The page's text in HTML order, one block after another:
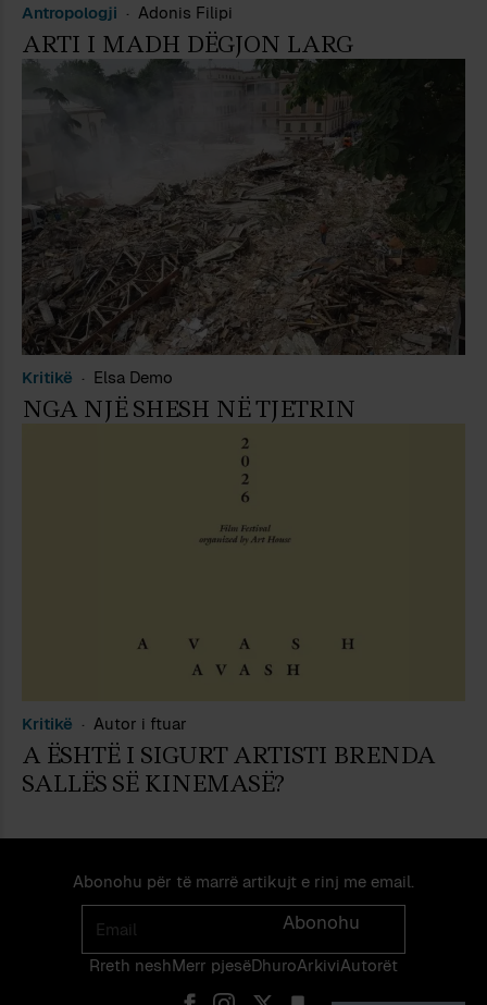
Antropologji Adonis Filipi
ARTI I MADH DËGJON LARG
Kritikë Elsa Demo
NGA NJË SHESH NË TJETRIN
Kritikë Autor i ftuar
A ËSHTË I SIGURT ARTISTI BRENDA
SALLËS SË KINEMASË?
Abonohu për të marrë artikujt e rinj me email.
Email
Abonohu
Rreth neshMerr pjes​​ë​DhuroArkiviAutorët